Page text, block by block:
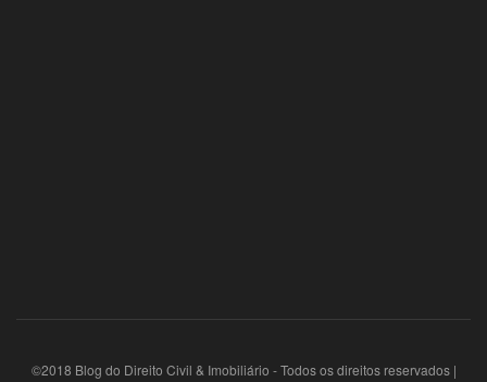
©2018 Blog do Direito Civil & Imobiliário - Todos os direitos reservados |